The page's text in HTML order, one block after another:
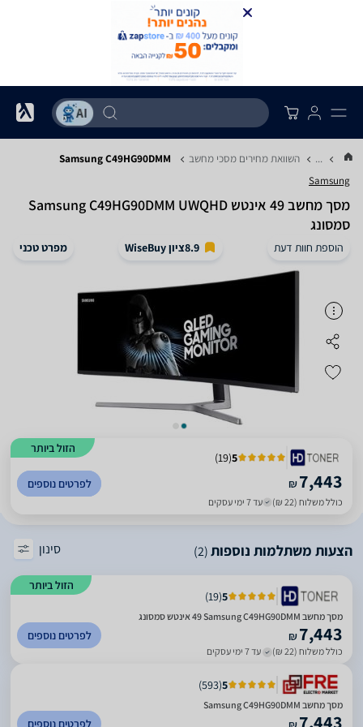
... השוואת מחירים מסכי מחשב Samsung C49HG90DMM
Samsung
מסך מחשב ‏49 ‏אינטש Samsung C49HG90DMM UWQHD
סמסונג
הוספת חוות דעת 8.9ציון WiseBuy מפרט טכני
הזול ביותר
5
(
19
)
₪7,443
כולל משלוח (22 ₪) עד 7 ימי עסקים
לפרטים נוספים
הצעות משתלמות נוספות(2) סינון
הזול ביותר
5
(
19
)
מסך מחשב Samsung C49HG90DMM ‏49 ‏אינטש סמסונג
₪7,443
כולל משלוח (22 ₪) עד 7 ימי עסקים
לפרטים נוספים
5
(
593
)
מסך מחשב Samsung C49HG90DMM
7,443 לפרטים נוספים